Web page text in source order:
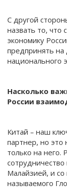
С другой
назвать то, что
экономику
предпринять
национального
Насколько
России
Китай – наш
партнер, но это
только на него.
Малайзией, и со
называемого